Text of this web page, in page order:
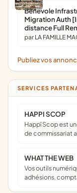
Bénévole
Migration Auth
distance Full
par LA FAMILLE
Publiez vos
SERVICES
HAPPI SCOP
Happï Scop est une coopérative d’expertise comptable &
de commissariat
WHAT THE WEB
Vos outils numériques au service de votre mission : site web,
adhésions,